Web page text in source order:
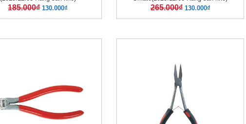
185.000₫ 130.000₫ 265.000₫ 130.000₫